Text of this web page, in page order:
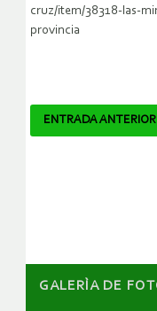
cruz/item/38318-las-
provincia
ENTRADA ANTERIOR
GALERÌA DE